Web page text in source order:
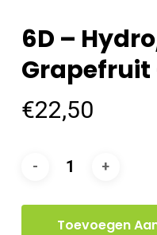
6D –
Grapefruit
€22,50
Toevoegen